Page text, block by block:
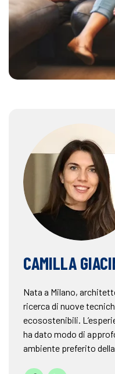
CAMILLA
Nata a Milano,
ricerca di nuove
ecosostenibili.
ha dato modo di
ambiente preferito